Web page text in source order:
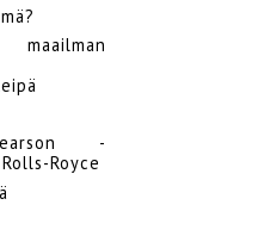
maailman
-
Royce